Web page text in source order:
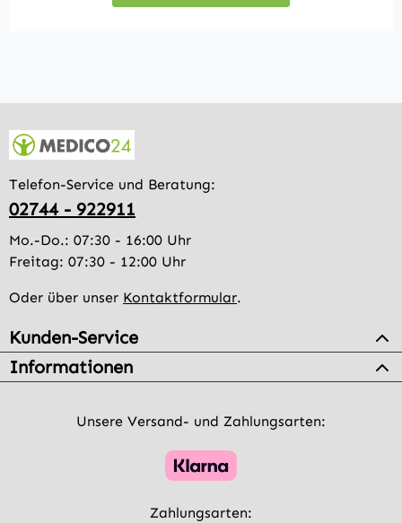
Telefon-Service und Beratung:
02744 - 922911
Mo.-Do.: 07:30 - 16:00 Uhr
Freitag: 07:30 - 12:00 Uhr
Oder über unser Kontaktformular.
Kunden-Service
Informationen
Unsere Versand- und Zahlungsarten:
Zahlungsarten: